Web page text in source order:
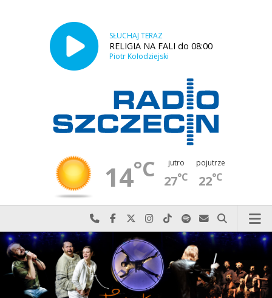
SŁUCHAJ TERAZ
RELIGIA NA FALI do 08:00
Piotr Kołodziejski
14°C jutro
27°C
pojutrze
22°C
Najlepiej po prostu do nas zadzwoń
Odwiedź nas na Facebook-u
Odwiedź nas na X
Odwiedź nas na Instagram-ie
Odwiedź nas na TikTok-u
Szukaj nas na Spotify
Wyślij do nas
Szukaj